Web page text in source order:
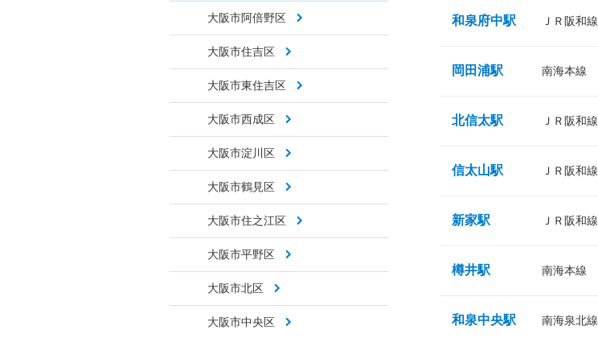
大阪市阿倍野区
大阪市住吉区
大阪市東住吉区
大阪市西成区
大阪市淀川区
大阪市鶴見区
大阪市住之江区
大阪市平野区
大阪市北区
大阪市中央区
和泉府中駅 ＪＲ阪和線
岡田浦駅 南海本線
北信太駅 ＪＲ阪和線
信太山駅 ＪＲ阪和線
新家駅 ＪＲ阪和線
樽井駅 南海本線
和泉中央駅 南海泉北線